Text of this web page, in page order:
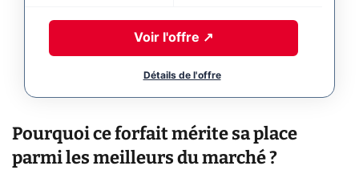
Voir l'offre ↗
Pourquoi ce forfait mérite sa place
parmi les meilleurs du marché ?